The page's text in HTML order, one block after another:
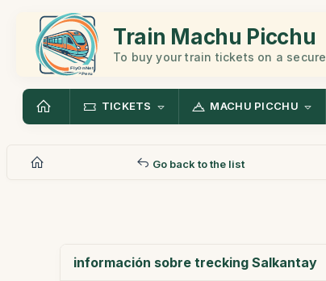
Train Machu Picchu
To buy your train tickets on a
TICKETS MACHU PICCHU
Go back to the list
información sobre trecking Salkantay